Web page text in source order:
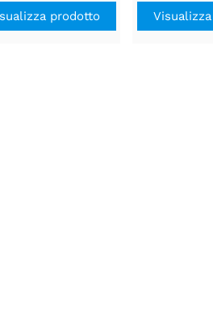
prodotto